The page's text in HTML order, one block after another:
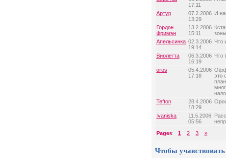
17:11
Артур
07.2.2006
13:29
И
Гордон
Фримэн
13.2.2006
15:11
Апельсинка 02.3.2006
19:14
Что
Виолетта
06.3.2006
16:19
Что
oros
05.4.2006
17:18
это
Tefton
28.4.2006
18:29
Ivaniska
11.5.2006
05:56
Pages: 1 2 3 »
Чтобы